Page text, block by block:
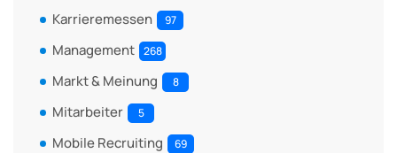
Karrieremessen 97
Management 268
Markt & Meinung 8
Mitarbeiter 5
Mobile Recruiting 69